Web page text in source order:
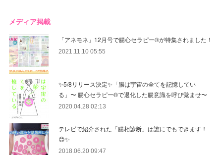
メディア掲載
「アネモネ」12月号で腸心セラピー®︎が特集されました！
2021.11.10 05:55
✨5/8リリース決定✨「腸は宇宙の全てを記憶してい
る」〜 腸心セラピー®︎で退化した腸意識を呼び覚ませ〜
2020.04.28 02:13
テレビで紹介された「腸相診断」は誰にでもできます！
😊✨
2018.06.20 09:47